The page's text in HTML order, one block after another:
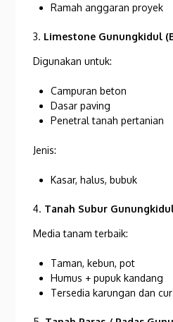
Ramah anggaran proyek
3. Limestone Gunungkidul
Digunakan untuk:
Campuran beton
Dasar paving
Penetral tanah pertanian
Jenis:
Kasar, halus, bubuk
4. Tanah Subur
Media tanam terbaik:
Taman, kebun, pot
Humus + pupuk kandang
Tersedia karungan dan